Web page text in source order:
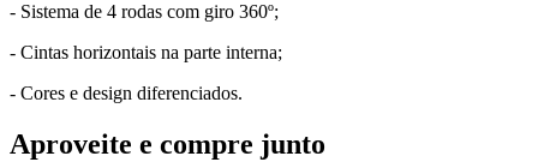
- Sistema de 4 rodas com giro 360º;
- Cintas horizontais na parte interna;
- Cores e design diferenciados.
Aproveite e compre junto